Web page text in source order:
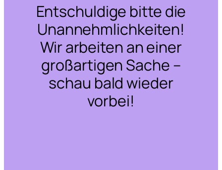
Entschuldige bitte die
Unannehmlichkeiten!
Wir arbeiten an einer
großartigen Sache –
schau bald wieder
vorbei!